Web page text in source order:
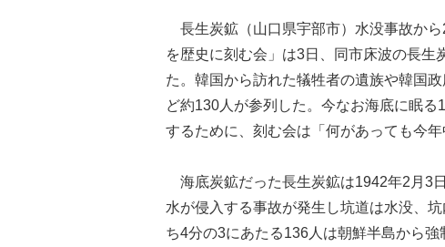
長生炭鉱（山口県宇部市）水没事故か
を歴史に刻む会」は3日、同市床波の長生
た。韓国から訪れた犠牲者の遺族や韓国
ど約130人が参列した。今なお海底に眠
するために、刻む会は「何があっても今
海底炭鉱だった長生炭鉱は1942年2月3
水が侵入する事故が発生し坑道は水没、
ち4分の3にあたる136人は朝鮮半島から